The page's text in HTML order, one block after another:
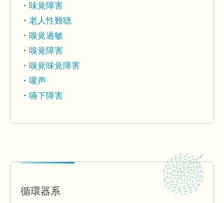
味覚障害
老人性難聴
嗅覚過敏
嗅覚障害
嗅覚味覚障害
嗄声
嚥下障害
循環器系